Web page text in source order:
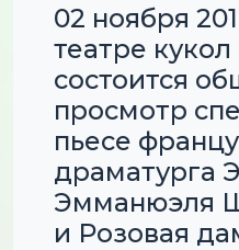
02 ноября
театре
состоится
просмотр
пьесе
драматурга
Эмманюэля
и Розовая